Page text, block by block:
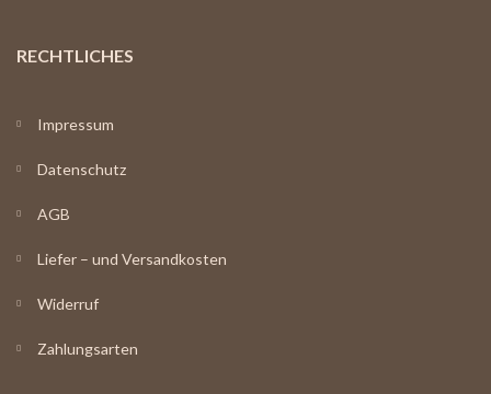
RECHTLICHES
Impressum
Datenschutz
AGB
Liefer – und Versandkosten
Widerruf
Zahlungsarten